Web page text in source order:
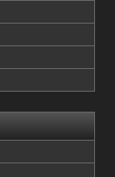
ブログ...